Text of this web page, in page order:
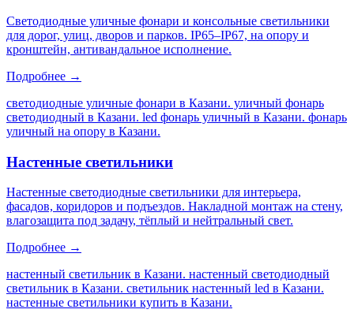
Светодиодные уличные фонари и консольные светильники
для дорог, улиц, дворов и парков. IP65–IP67, на опору и
кронштейн, антивандальное исполнение.
Подробнее →
светодиодные уличные фонари в Казани. уличный фонарь
светодиодный в Казани. led фонарь уличный в Казани. фонарь
уличный на опору в Казани.
Настенные светильники
Настенные светодиодные светильники для интерьера,
фасадов, коридоров и подъездов. Накладной монтаж на стену,
влагозащита под задачу, тёплый и нейтральный свет.
Подробнее →
настенный светильник в Казани. настенный светодиодный
светильник в Казани. светильник настенный led в Казани.
настенные светильники купить в Казани.